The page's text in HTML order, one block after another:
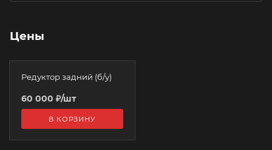
Цены
Редуктор задний (б/у)
60 000 ₽/шт
В КОРЗИНУ